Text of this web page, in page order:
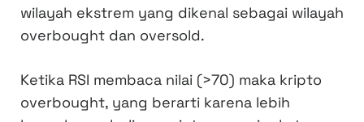
wilayah ekstrem yang dikenal sebagai wilayah
overbought dan oversold.
Ketika RSI membaca nilai (>70) maka kripto
overbought, yang berarti karena lebih